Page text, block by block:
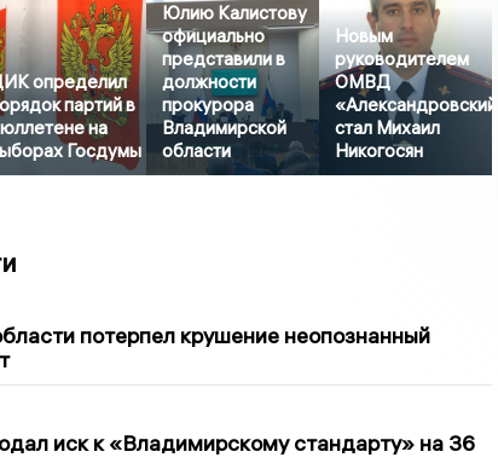
определил
партий в
на
Госдумы
Юлию Калистову
официально
представили в
должности
прокурора
Владимирской
области
Новым
руководителем
ОМВД
«Александровский»
стал Михаил
Никогосян
потерпел крушение неопознанный
иск к «Владимирскому стандарту» на 36